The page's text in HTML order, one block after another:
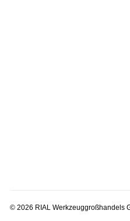
© 2026 RIAL Werkzeuggroßhandels